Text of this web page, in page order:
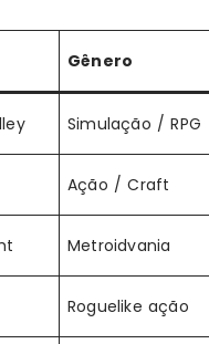
Gênero
Simulação / RPG
Ação / Craft
Metroidvania
Roguelike ação